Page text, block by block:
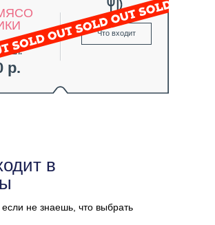
0 шт.
р.
Что входит
в
не знаешь, что выбрать